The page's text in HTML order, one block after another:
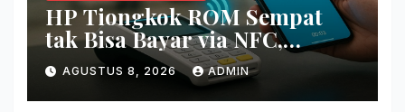
HP Tiongkok ROM Sempat
tak Bisa Bayar via NFC,
Google Wallet Disorot
AGUSTUS 8, 2026 ADMIN